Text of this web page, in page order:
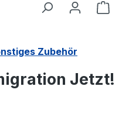
Zubehör
Jetzt!